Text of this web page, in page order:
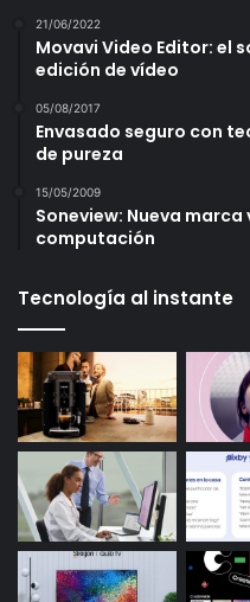
21/06/2022
Movavi Video Editor: el
edición de vídeo
05/08/2017
Envasado seguro con
de pureza
15/05/2009
Soneview: Nueva
computación
Tecnología al instante